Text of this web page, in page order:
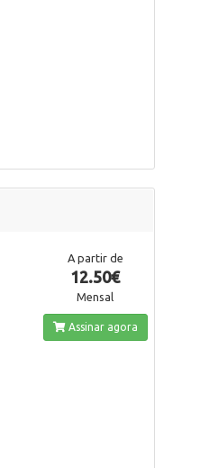
A partir de
12.50€
Mensal
Assinar agora